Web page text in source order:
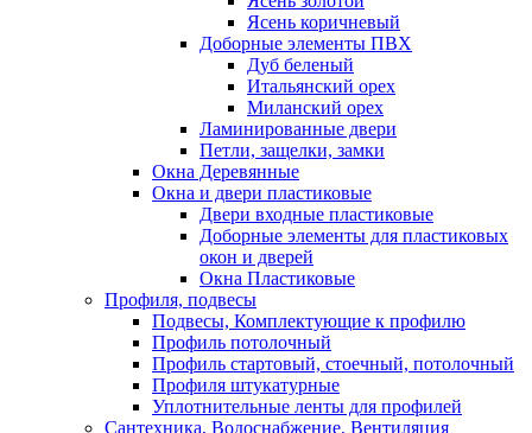
Ясень коричневый
Доборные элементы ПВХ
Дуб беленый
Итальянский орех
Миланский орех
Ламинированные двери
Петли, защелки, замки
Окна Деревянные
Окна и двери пластиковые
Двери входные пластиковые
Доборные элементы для пластиковых
окон и дверей
Окна Пластиковые
Профиля, подвесы
Подвесы, Комплектующие к профилю
Профиль потолочный
Профиль стартовый, стоечный, потолочный
Профиля штукатурные
Уплотнительные ленты для профилей
Сантехника, Водоснабжение, Вентиляция